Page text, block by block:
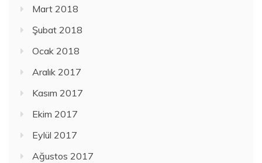
Mart 2018
Şubat 2018
Ocak 2018
Aralık 2017
Kasım 2017
Ekim 2017
Eylül 2017
Ağustos 2017